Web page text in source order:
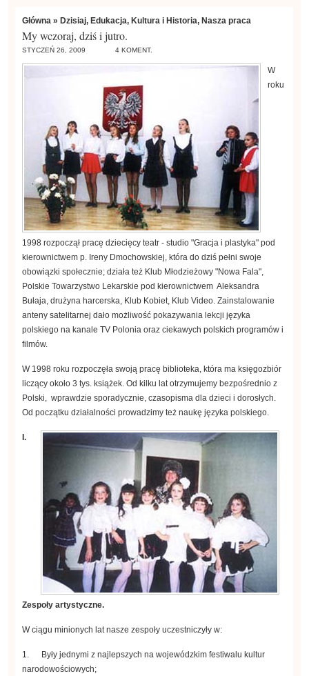
Główna » Dzisiaj, Edukacja, Kultura i Historia, Nasza praca
My wczoraj, dziś i jutro.
STYCZEŃ 26, 2009 4 KOMENT.
W
roku
1998 rozpoczął pracę dziecięcy teatr - studio "Gracja i plastyka" pod
kierownictwem p. Ireny Dmochowskiej, która do dziś pełni swoje
obowiązki społecznie; działa też Klub Młodzieżowy "Nowa Fala",
Polskie Towarzystwo Lekarskie pod kierownictwem Aleksandra
Bułaja, drużyna harcerska, Klub Kobiet, Klub Video. Zainstalowanie
anteny satelitarnej dało możliwość pokazywania lekcji języka
polskiego na kanale TV Polonia oraz ciekawych polskich programów i
filmów.
W 1998 roku rozpoczęła swoją pracę biblioteka, która ma księgozbiór
liczący około 3 tys. książek. Od kilku lat otrzymujemy bezpośrednio z
Polski, wprawdzie sporadycznie, czasopisma dla dzieci i dorosłych.
Od początku działalności prowadzimy też naukę języka polskiego.
I.
Zespoły artystyczne.
W ciągu minionych lat nasze zespoły uczestniczyły w:
1. Były jednymi z najlepszych na wojewódzkim festiwalu kultur
narodowościowych;